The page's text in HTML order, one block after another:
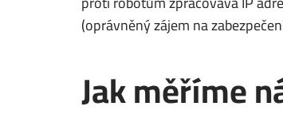
(oprávněný zájem na
Jak měříme